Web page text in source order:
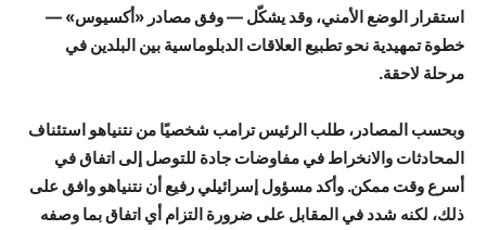
استقرار الوضع الأمني، وقد يشكّل — وفق مصادر «أكسيوس» —
خطوة تمهيدية نحو تطبيع العلاقات الدبلوماسية بين البلدين في
مرحلة لاحقة.
وبحسب المصادر، طلب الرئيس ترامب شخصيًا من نتنياهو استئناف
المحادثات والانخراط في مفاوضات جادة للتوصل إلى اتفاق في
أسرع وقت ممكن. وأكد مسؤول إسرائيلي رفيع أن نتنياهو وافق على
ذلك، لكنه شدد في المقابل على ضرورة التزام أي اتفاق بما وصفه